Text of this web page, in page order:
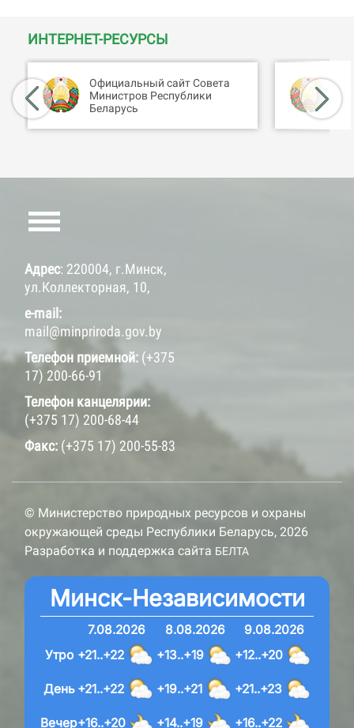
ИНТЕРНЕТ-РЕСУРСЫ
Официальный сайт Совета
Министров Республики
Беларусь
Адрес: 220004, г.Минск,
ул.Коллекторная, 10,
e-mail:
mail@minpriroda.gov.by
Телефон приемной: (+375
17) 200-66-91
Телефон канцелярии:
(+375 17) 200-68-44
Факс: (+375 17) 200-55-83
© Министерство природных ресурсов и охраны
окружающей среды Республики Беларусь, 2026
Разработка и поддержка сайта БЕЛТА
Минск-Независимости
7.08.2026
+21..+22
+21..+22
+16..+20
8.08.2026
+13..+19
+19..+21
+14..+19
9.08.2026
+12..+20
+21..+23
+16..+22
Вечер
День
Утро